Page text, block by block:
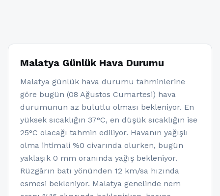
Malatya Günlük Hava Durumu
Malatya günlük hava durumu tahminlerine
göre bugün (08 Ağustos Cumartesi) hava
durumunun az bulutlu olması bekleniyor. En
yüksek sıcaklığın 37°C, en düşük sıcaklığın ise
25°C olacağı tahmin ediliyor. Havanın yağışlı
olma ihtimali %0 civarında olurken, bugün
yaklaşık 0 mm oranında yağış bekleniyor.
Rüzgârın batı yönünden 12 km/sa hızında
esmesi bekleniyor. Malatya genelinde nem